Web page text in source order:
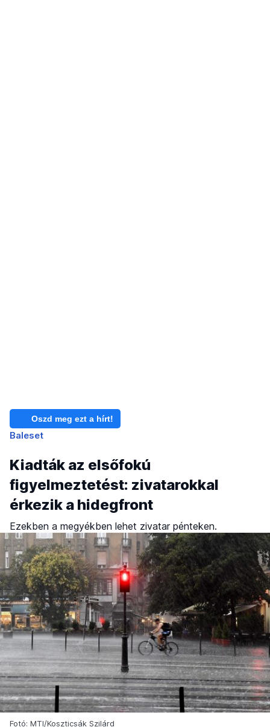
Oszd meg ezt a hírt!
Baleset
Kiadták az elsőfokú
figyelmeztetést: zivatarokkal
érkezik a hidegfront
Ezekben a megyékben lehet zivatar pénteken.
Fotó: MTI/Koszticsák Szilárd